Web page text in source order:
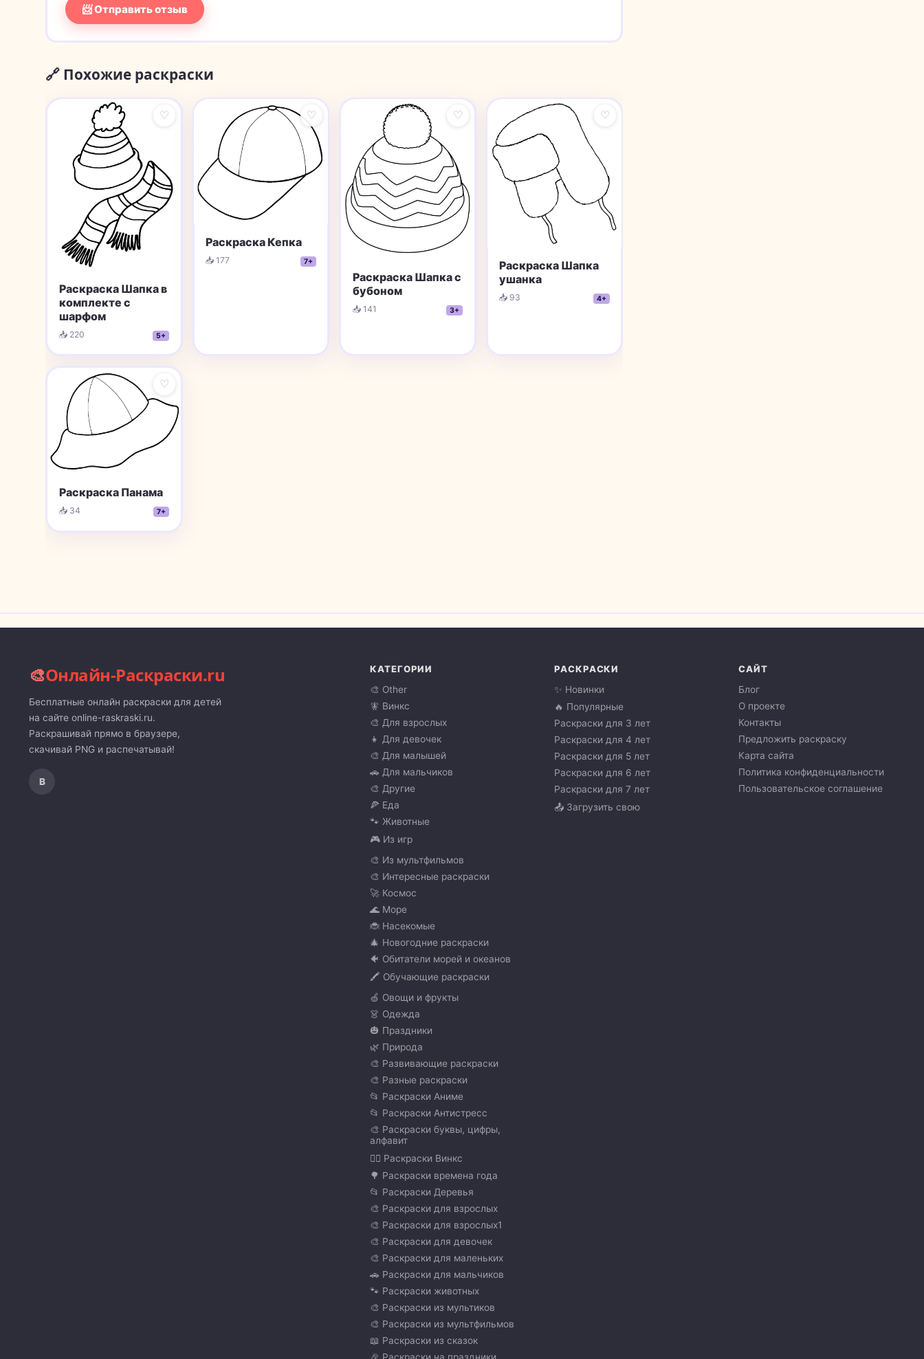
📨 Отправить отзыв
🔗 Похожие раскраски
♡
Раскраска Шапка в
комплекте с
шарфом
📥 220 5+
♡
Раскраска Кепка
📥 177 7+
♡
Раскраска Шапка с
бубоном
📥 141 3+
♡
Раскраска Шапка
ушанка
📥 93 4+
♡
Раскраска Панама
📥 34 7+
🎨Онлайн-Раскраски.ru
Бесплатные онлайн раскраски для детей
на сайте online-raskraski.ru.
Раскрашивай прямо в браузере,
скачивай PNG и распечатывай!
В
КАТЕГОРИИ
🎨 Other
🧚 Винкс
🎨 Для взрослых
👧 Для девочек
🎨 Для малышей
🚗 Для мальчиков
🎨 Другие
🍕 Еда
🐾 Животные
🎮 Из игр
🎨 Из мультфильмов
🎨 Интересные раскраски
🚀 Космос
🌊 Море
🐞 Насекомые
🎄 Новогодние раскраски
🐠 Обитатели морей и океанов
🖍️ Обучающие раскраски
🍏 Овощи и фрукты
👗 Одежда
🎃 Праздники
🌿 Природа
🎨 Развивающие раскраски
🎨 Разные раскраски
📂 Раскраски Аниме
📂 Раскраски Антистресс
🎨 Раскраски буквы, цифры,
алфавит
🧚‍♀️ Раскраски Винкс
🌳 Раскраски времена года
📂 Раскраски Деревья
🎨 Раскраски для взрослых
🎨 Раскраски для взрослых1
🎨 Раскраски для девочек
🎨 Раскраски для маленьких
🚗 Раскраски для мальчиков
🐾 Раскраски животных
🎨 Раскраски из мультиков
🎨 Раскраски из мультфильмов
📖 Раскраски из сказок
🎉 Раскраски на праздники
РАСКРАСКИ
✨ Новинки
🔥 Популярные
Раскраски для 3 лет
Раскраски для 4 лет
Раскраски для 5 лет
Раскраски для 6 лет
Раскраски для 7 лет
📤 Загрузить свою
САЙТ
Блог
О проекте
Контакты
Предложить раскраску
Карта сайта
Политика конфиденциальности
Пользовательское соглашение